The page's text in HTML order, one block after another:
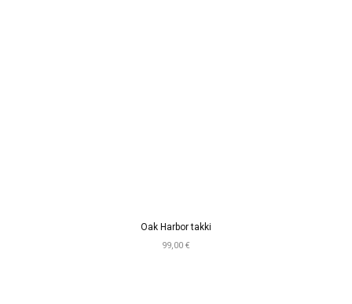
Oak Harbor takki
99,00 €